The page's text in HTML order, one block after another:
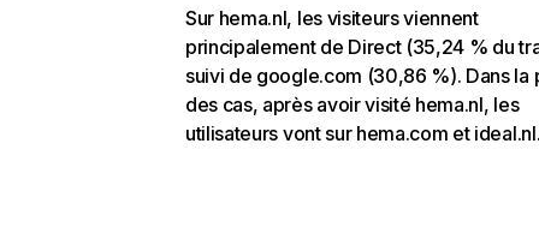
Sur hema.nl, les visiteurs viennent
principalement de Direct (35,24 % du
suivi de google.com (30,86 %). Dans la
des cas, après avoir visité hema.nl, les
utilisateurs vont sur hema.com et